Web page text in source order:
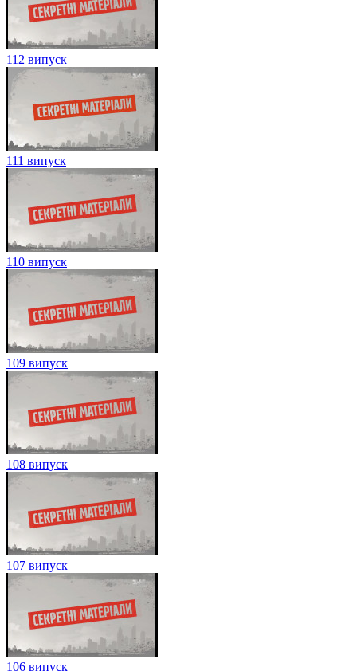
112 випуск
111 випуск
110 випуск
109 випуск
108 випуск
107 випуск
106 випуск